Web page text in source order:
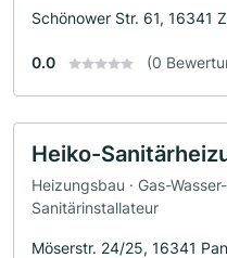
Schönower Str. 61, 16341
0.0 (0
Heiko-
Heizungsbau · Gas-
Sanitärinstallateur
Möserstr. 24/25, 16341